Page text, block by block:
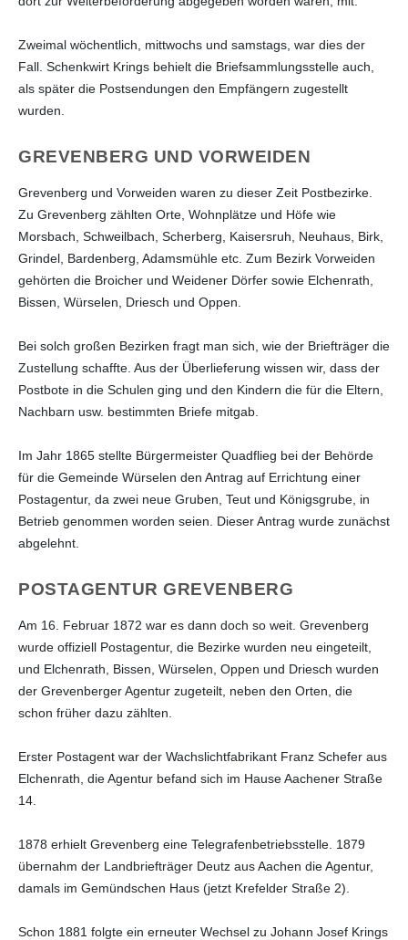
Zweimal wöchentlich, mittwochs und samstags, war dies der
Fall. Schenkwirt Krings behielt die Briefsammlungsstelle auch,
als später die Postsendungen den Empfängern zugestellt
wurden.
GREVENBERG UND VORWEIDEN
Grevenberg und Vorweiden waren zu dieser Zeit Postbezirke.
Zu Grevenberg zählten Orte, Wohnplätze und Höfe wie
Morsbach, Schweilbach, Scherberg, Kaisersruh, Neuhaus, Birk,
Grindel, Bardenberg, Adamsmühle etc. Zum Bezirk Vorweiden
gehörten die Broicher und Weidener Dörfer sowie Elchenrath,
Bissen, Würselen, Driesch und Oppen.
Bei solch großen Bezirken fragt man sich, wie der Briefträger die
Zustellung schaffte. Aus der Überlieferung wissen wir, dass der
Postbote in die Schulen ging und den Kindern die für die Eltern,
Nachbarn usw. bestimmten Briefe mitgab.
Im Jahr 1865 stellte Bürgermeister Quadflieg bei der Behörde
für die Gemeinde Würselen den Antrag auf Errichtung einer
Postagentur, da zwei neue Gruben, Teut und Königsgrube, in
Betrieb genommen worden seien. Dieser Antrag wurde zunächst
abgelehnt.
POSTAGENTUR GREVENBERG
Am 16. Februar 1872 war es dann doch so weit. Grevenberg
wurde offiziell Postagentur, die Bezirke wurden neu eingeteilt,
und Elchenrath, Bissen, Würselen, Oppen und Driesch wurden
der Grevenberger Agentur zugeteilt, neben den Orten, die
schon früher dazu zählten.
Erster Postagent war der Wachslichtfabrikant Franz Schefer aus
Elchenrath, die Agentur befand sich im Hause Aachener Straße
14.
1878 erhielt Grevenberg eine Telegrafenbetriebsstelle. 1879
übernahm der Landbriefträger Deutz aus Aachen die Agentur,
damals im Gemündschen Haus (jetzt Krefelder Straße 2).
Schon 1881 folgte ein erneuter Wechsel zu Johann Josef Krings